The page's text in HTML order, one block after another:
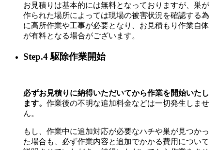
お見積りは基本的には無料となっておりますが、巣が
作られた場所によっては現場の被害状況を確認する為
に高所作業や工事が必要となり、お見積もり作業自体
が有料となる場合がございます。
Step.4 駆除作業開始
必ずお見積りに納得いただいてから作業を開始いたし
ます。 作業後の不明な追加料金などは一切発生しませ
ん。
もし、作業中に追加対応が必要なハチや巣が見つかっ
た場合も、必ず作業内容と追加でかかる費用について